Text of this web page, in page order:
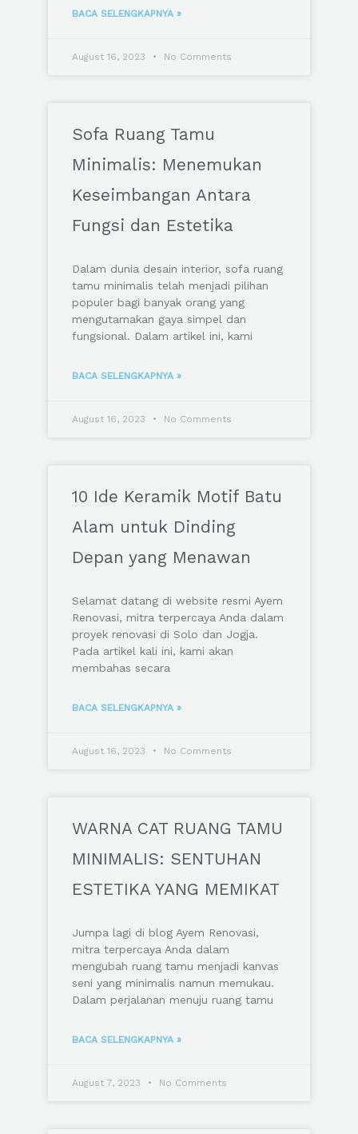
BACA SELENGKAPNYA »
August 16, 2023 No Comments
Sofa Ruang Tamu
Minimalis: Menemukan
Keseimbangan Antara
Fungsi dan Estetika
Dalam dunia desain interior, sofa ruang
tamu minimalis telah menjadi pilihan
populer bagi banyak orang yang
mengutamakan gaya simpel dan
fungsional. Dalam artikel ini, kami
BACA SELENGKAPNYA »
August 16, 2023 No Comments
10 Ide Keramik Motif Batu
Alam untuk Dinding
Depan yang Menawan
Selamat datang di website resmi Ayem
Renovasi, mitra terpercaya Anda dalam
proyek renovasi di Solo dan Jogja.
Pada artikel kali ini, kami akan
membahas secara
BACA SELENGKAPNYA »
August 16, 2023 No Comments
WARNA CAT RUANG TAMU
MINIMALIS: SENTUHAN
ESTETIKA YANG MEMIKAT
Jumpa lagi di blog Ayem Renovasi,
mitra terpercaya Anda dalam
mengubah ruang tamu menjadi kanvas
seni yang minimalis namun memukau.
Dalam perjalanan menuju ruang tamu
BACA SELENGKAPNYA »
August 7, 2023 No Comments